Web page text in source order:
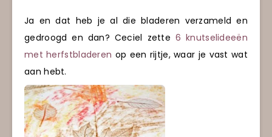
Ja en dat heb je al die bladeren verzameld en
gedroogd en dan? Ceciel zette 6 knutselideeën
met herfstbladeren op een rijtje, waar je vast wat
aan hebt.